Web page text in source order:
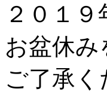
２０１
お盆休
ご了承く